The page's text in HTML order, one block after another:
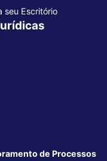
seu Escritório
de Processos